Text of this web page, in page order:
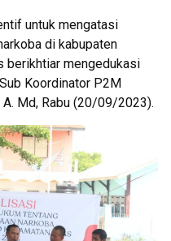
untuk mengatasi
di kabupaten
berikhtiar mengedukasi
Koordinator P2M
Md, Rabu (20/09/2023).